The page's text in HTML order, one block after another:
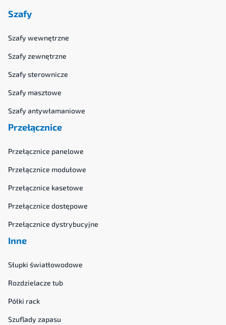
Szafy
Szafy wewnętrzne
Szafy zewnętrzne
Szafy sterownicze
Szafy masztowe
Szafy antywłamaniowe
Przełącznice
Przełącznice panelowe
Przełącznice modułowe
Przełącznice kasetowe
Przełącznice dostępowe
Przełącznice dystrybucyjne
Inne
Słupki światłowodowe
Rozdzielacze tub
Półki rack
Szuflady zapasu